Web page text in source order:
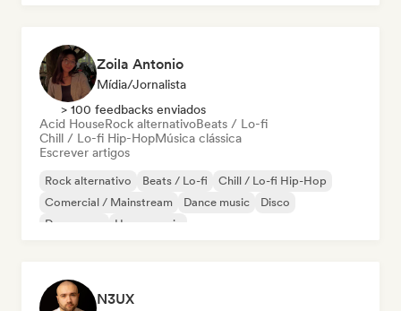
Zoila Antonio
Mídia/Jornalista
> 100 feedbacks enviados
Acid HouseRock alternativoBeats / Lo-fi
Chill / Lo-fi Hip-HopMúsica clássica
Escrever artigos
Rock alternativo Beats / Lo-fi
Chill / Lo-fi Hip-Hop
Comercial / Mainstream
Dance music
Disco
Dream pop
House music
N3UX